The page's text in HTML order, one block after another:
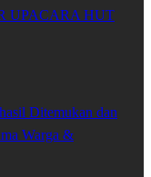
UPACARA HUT
Ditemukan dan
Warga &